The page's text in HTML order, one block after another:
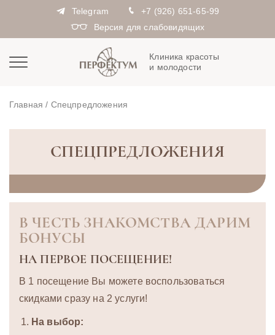
Telegram
+7 (926) 651-65-99
Версия для слабовидящих
Клиника красоты
и молодости
Главная / Спецпредложения
СПЕЦПРЕДЛОЖЕНИЯ
В ЧЕСТЬ ЗНАКОМСТВА ДАРИМ
БОНУСЫ
НА ПЕРВОЕ ПОСЕЩЕНИЕ!
В 1 посещение Вы можете воспользоваться
скидками сразу на 2 услуги!
На выбор: